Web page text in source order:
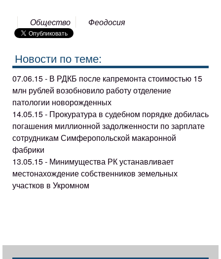
Общество Феодосия
Новости по теме:
07.06.15 - В РДКБ после капремонта стоимостью 15
млн рублей возобновило работу отделение
патологии новорожденных
14.05.15 - Прокуратура в судебном порядке добилась
погашения миллионной задолженности по зарплате
сотрудникам Симферопольской макаронной
фабрики
13.05.15 - Минимущества РК устанавливает
местонахождение собственников земельных
участков в Укромном